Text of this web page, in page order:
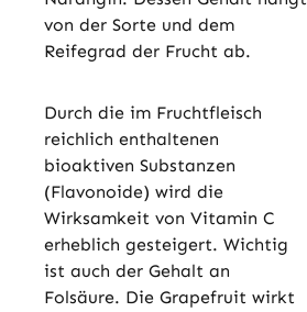
von der Sorte und dem
Reifegrad der Frucht ab.
Durch die im Fruchtfleisch
reichlich enthaltenen
bioaktiven Substanzen
(Flavonoide) wird die
Wirksamkeit von Vitamin C
erheblich gesteigert. Wichtig
ist auch der Gehalt an
Folsäure. Die Grapefruit wirkt